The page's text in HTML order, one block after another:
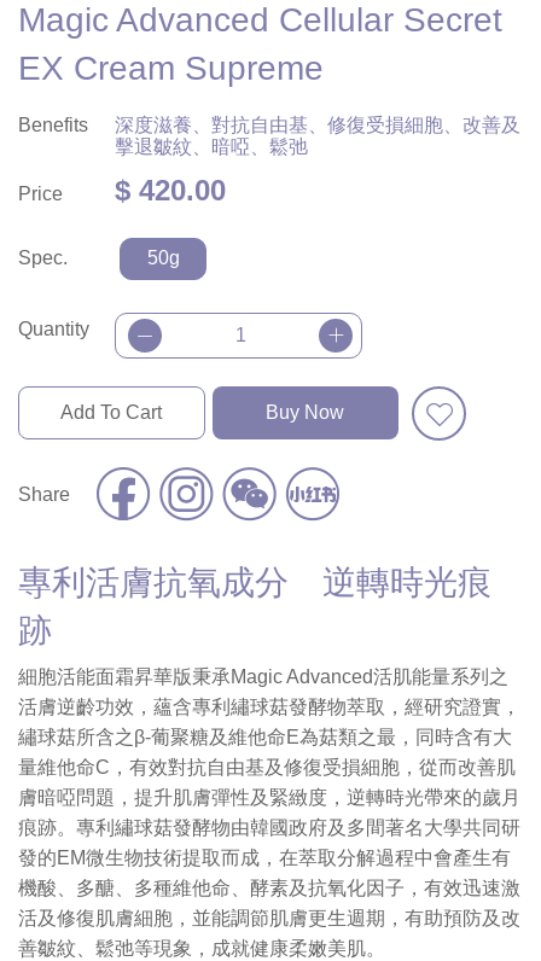
Magic Advanced Cellular Secret
EX Cream Supreme
Benefits
深度滋養、對抗自由基、修復受損細胞、改善及
擊退皺紋、暗啞、鬆弛
Price $ 420.00
Spec. 50g
Quantity
Add To Cart Buy Now
Share
專利活膚抗氧成分 逆轉時光痕
跡
細胞活能面霜昇華版秉承Magic Advanced活肌能量系列之
活膚逆齡功效，蘊含專利繡球菇發酵物萃取，經研究證實，
繡球菇所含之β-葡聚糖及維他命E為菇類之最，同時含有大
量維他命C，有效對抗自由基及修復受損細胞，從而改善肌
膚暗啞問題，提升肌膚彈性及緊緻度，逆轉時光帶來的歲月
痕跡。專利繡球菇發酵物由韓國政府及多間著名大學共同研
發的EM微生物技術提取而成，在萃取分解過程中會產生有
機酸、多醣、多種維他命、酵素及抗氧化因子，有效迅速激
活及修復肌膚細胞，並能調節肌膚更生週期，有助預防及改
善皺紋、鬆弛等現象，成就健康柔嫩美肌。